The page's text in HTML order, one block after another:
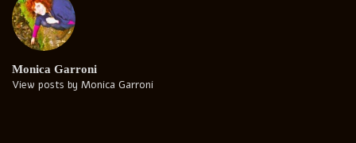
Monica Garroni
View posts by Monica Garroni